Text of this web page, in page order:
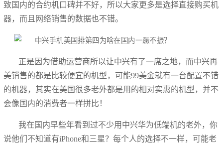
致国内的合约机口碑并不好，所以大家更多是选择直接购买机
器，而且网络销售的数据也不错。
正是因为借助运营商所以让中兴有了一席之地，而中兴再
美销售的都是比较便宜的机型，可能99美金就有一台配置不错
的机器，其实在美国很多老外都是用的相对实惠的机型，并不
会像国内的消费者一样拼比！
我在国内早些年看到过不少用中兴华为低端机的老外，你
说他们不知道有iPhone和三星？每个人的选择不一样，可能老